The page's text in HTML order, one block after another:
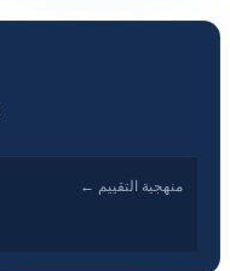
منهجية التقييم ←